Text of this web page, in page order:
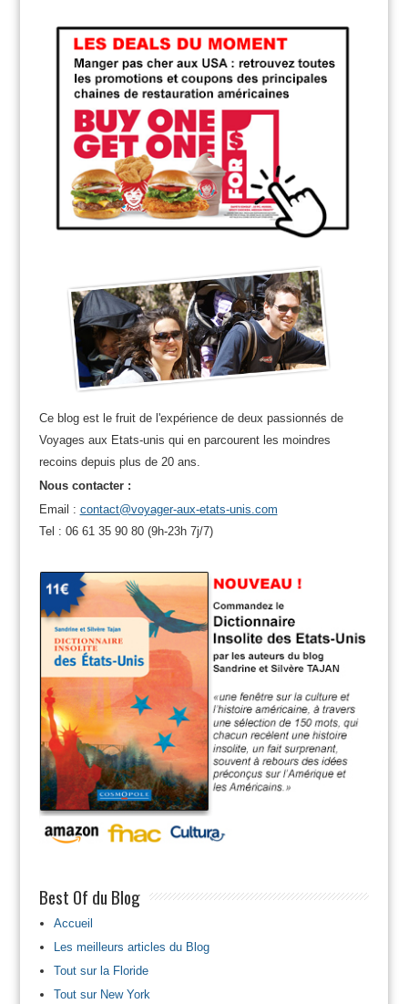
Ce blog est le fruit de l'expérience de deux passionnés de
Voyages aux Etats-unis qui en parcourent les moindres
recoins depuis plus de 20 ans.
Nous contacter :
Email : contact@voyager-aux-etats-unis.com
Tel : 06 61 35 90 80 (9h-23h 7j/7)
Best Of du Blog
Accueil
Les meilleurs articles du Blog
Tout sur la Floride
Tout sur New York